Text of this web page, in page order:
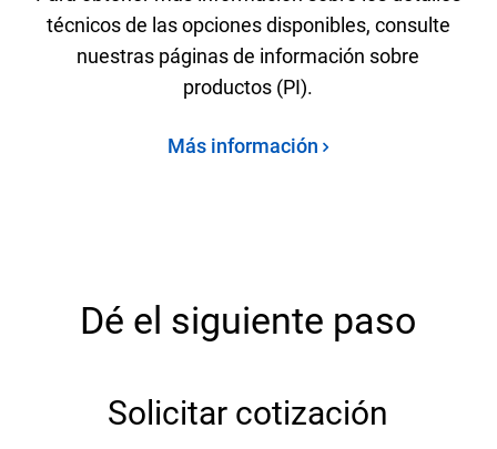
técnicos de las opciones disponibles, consulte
nuestras páginas de información sobre
productos (PI).
Más información
Dé el siguiente paso
Solicitar cotización